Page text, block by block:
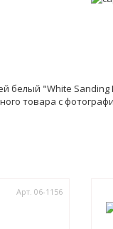
"White Sanding
товара с
Арт. 06-1156